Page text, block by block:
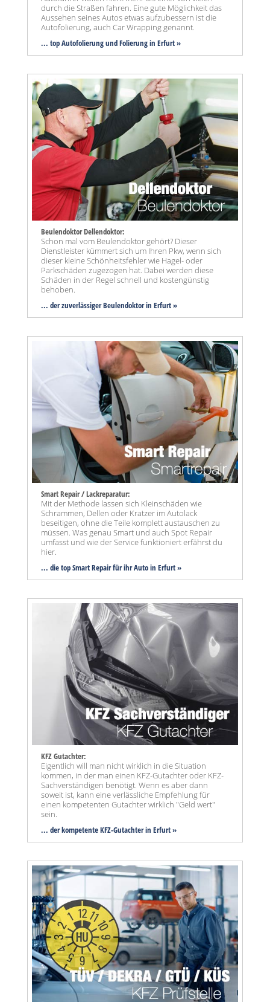
durch die Straßen fahren. Eine gute Möglichkeit das
Aussehen seines Autos etwas aufzubessern ist die
Autofolierung, auch Car Wrapping genannt.
... top Autofolierung und Folierung in Erfurt »
Beulendoktor Dellendoktor:
Schon mal vom Beulendoktor gehört? Dieser
Dienstleister kümmert sich um Ihren Pkw, wenn sich
dieser kleine Schönheitsfehler wie Hagel- oder
Parkschäden zugezogen hat. Dabei werden diese
Schäden in der Regel schnell und kostengünstig
behoben.
... der zuverlässiger Beulendoktor in Erfurt »
Smart Repair / Lackreparatur:
Mit der Methode lassen sich Kleinschäden wie
Schrammen, Dellen oder Kratzer im Autolack
beseitigen, ohne die Teile komplett austauschen zu
müssen. Was genau Smart und auch Spot Repair
umfasst und wie der Service funktioniert erfährst du
hier.
... die top Smart Repair für ihr Auto in Erfurt »
KFZ Gutachter:
Eigentlich will man nicht wirklich in die Situation
kommen, in der man einen KFZ-Gutachter oder KFZ-
Sachverständigen benötigt. Wenn es aber dann
soweit ist, kann eine verlässliche Empfehlung für
einen kompetenten Gutachter wirklich "Geld wert"
sein.
... der kompetente KFZ-Gutachter in Erfurt »